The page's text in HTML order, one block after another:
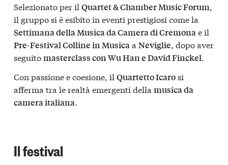
Selezionato per il Quartet & Chamber Music Forum,
il gruppo si è esibito in eventi prestigiosi come la
Settimana della Musica da Camera di Cremonae il
Pre-Festival Colline in Musicaa Neviglie, dopo aver
seguitomasterclass con Wu Han e David Finckel.
Con passione e coesione, il Quartetto Icarosi
afferma tra le realtà emergenti della musica da
camera italiana.
Il festival